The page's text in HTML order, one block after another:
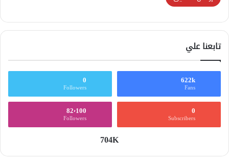
تابعنا علي
622k
Fans
0
Followers
0
Subscribers
82٬100
Followers
704K